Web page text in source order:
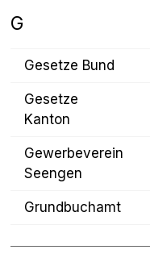
G
Gesetze Bund
Gesetze
Kanton
Gewerbeverein
Seengen
Grundbuchamt